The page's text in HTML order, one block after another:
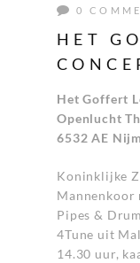
0
HET
Het Goffert
Openlucht
6532 AE
Koninklijke
Mannenkoor
Pipes &
4Tune uit
14.30 uur,